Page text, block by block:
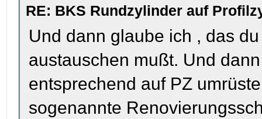
RE: BKS Rundzylinder auf
Und dann glaube ich , das
austauschen mußt. Und
entsprechend auf PZ
sogenannte